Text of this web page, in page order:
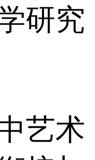
研究
艺术